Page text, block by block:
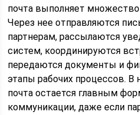
почта выполняет
Через нее отправляются
партнерам, рассылаются
систем, координируются
передаются документы и
этапы рабочих процессов. В
почта остается главным
коммуникации, даже если